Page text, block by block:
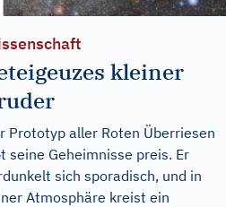
kleiner
Prototyp aller Roten Überriesen
seine Geheimnisse preis. Er
sich sporadisch, und in
Atmosphäre kreist ein